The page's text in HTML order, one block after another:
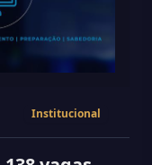
Institucional